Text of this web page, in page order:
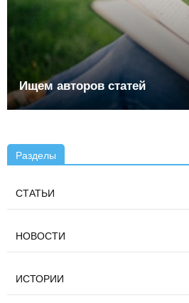
Ищем авторов статей
Разделы
СТАТЬИ
НОВОСТИ
ИСТОРИИ